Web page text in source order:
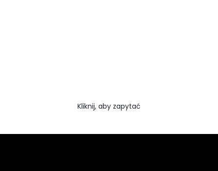
Kliknij, aby zapytać